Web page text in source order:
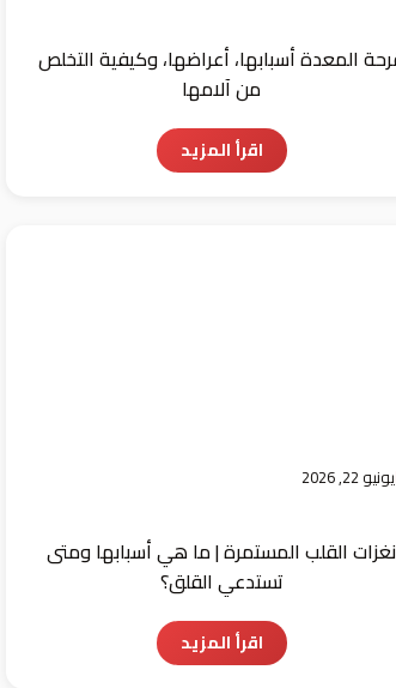
قرحة المعدة أسبابها، أعراضها، وكيفية التخلص
من آلامها
اقرأ المزيد
يونيو 22, 2026
نغزات القلب المستمرة | ما هي أسبابها ومتى
تستدعي القلق؟
اقرأ المزيد